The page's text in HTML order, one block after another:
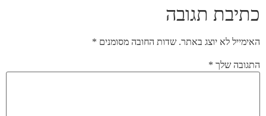
תגובה
לא יוצג באתר. שדות החובה מסומנים*
שלך*